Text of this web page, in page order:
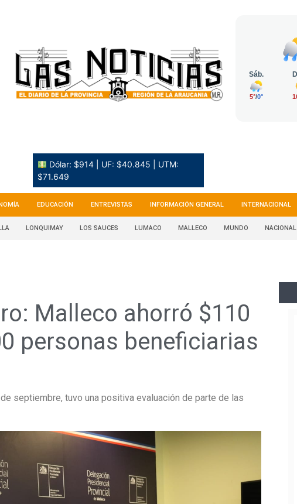
Dólar: $914 | UF: $40.845 | UTM:
$71.649
EDUCACIÓN ENTREVISTAS INFORMACIÓN GENERAL INTERNACIONAL
LONQUIMAY LOS SAUCES LUMACO MALLECO MUNDO NACIONAL
Malleco ahorró $110
personas beneficiarias
septiembre, tuvo una positiva evaluación de parte de las